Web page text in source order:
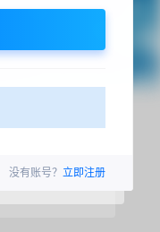
没有账号？ 立即注册